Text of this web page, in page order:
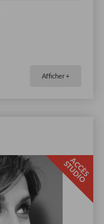
Afficher +
A
C
C
È
S
S
T
U
D
I
O